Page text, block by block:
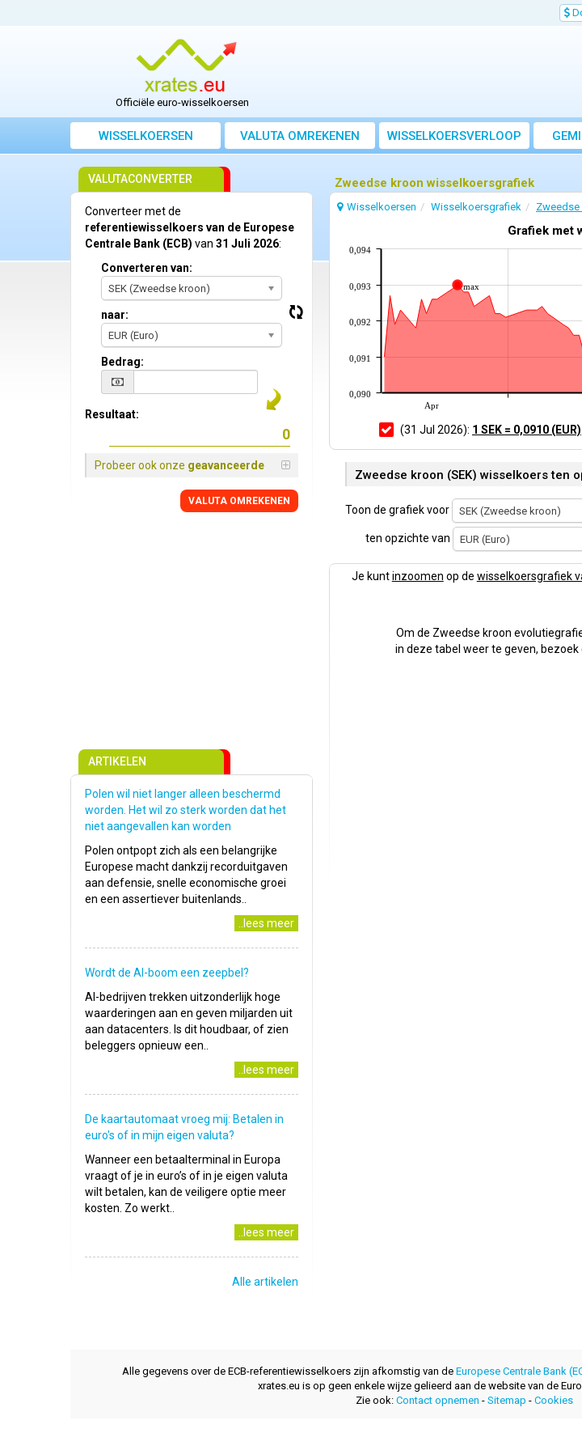
Officiële euro-wisselkoersen
WISSELKOERSEN VALUTA OMREKENEN WISSELKOERSVERLOOP
Zweedse kroon wisselkoersgrafiek
Wisselkoersen Wisselkoersgrafiek
Grafiek met
max
Apr
0,090
0,091
0,092
0,093
0,094
(31 Jul 2026): 1 SEK = 0,0910 (EUR)
Zweedse kroon (SEK) wisselkoers ten
Toon de grafiek voor SEK (Zweedse kroon)
ten opzichte van EUR (Euro)
Je kuntinzoomen op de wisselkoersgrafiek
Om de Zweedse kroon
in deze tabel weer te geven, bezoek
VALUTACONVERTER
Converteer met de
referentiewisselkoers van de Europese
Centrale Bank (ECB) van 31 Juli 2026:
Converteren van:
SEK (Zweedse kroon)
naar:
EUR (Euro)
Bedrag:
Resultaat:
Probeer ook onze geavanceerde
VALUTA OMREKENEN
ARTIKELEN
Polen wil niet langer alleen beschermd
worden. Het wil zo sterk worden dat het
niet aangevallen kan worden
Polen ontpopt zich als een belangrijke
Europese macht dankzij recorduitgaven
aan defensie, snelle economische groei
en een assertiever buitenlands..
..lees meer
Wordt de AI-boom een zeepbel?
AI-bedrijven trekken uitzonderlijk hoge
waarderingen aan en geven miljarden uit
aan datacenters. Is dit houdbaar, of zien
beleggers opnieuw een..
..lees meer
De kaartautomaat vroeg mij: Betalen in
euro's of in mijn eigen valuta?
Wanneer een betaalterminal in Europa
vraagt of je in euro’s of in je eigen valuta
wilt betalen, kan de veiligere optie meer
kosten. Zo werkt..
..lees meer
Alle artikelen
Alle gegevens over de ECB-referentiewisselkoers zijn afkomstig van de Europese Centrale Bank
xrates.eu is op geen enkele wijze gelieerd aan de website van de
Zie ook: Contact opnemen - Sitemap - Cookies